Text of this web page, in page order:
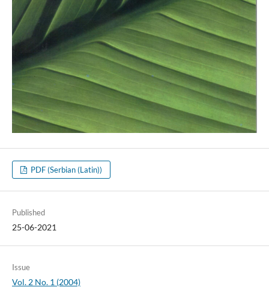
PDF (Serbian (Latin))
Published
25-06-2021
Issue
Vol. 2 No. 1 (2004)